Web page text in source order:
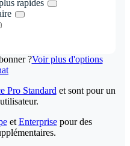
rapides
?Voir plus d'options
Pro Standard et sont pour un
et Enterprisepour des